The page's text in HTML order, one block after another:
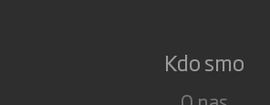
Kdo smo